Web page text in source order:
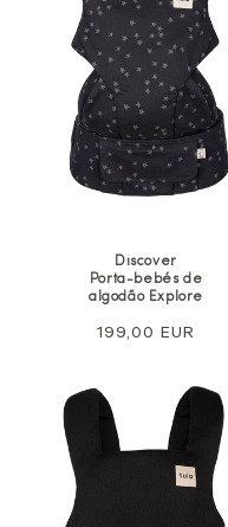
Discover
Porta-bebés de
algodão Explore
Preço
199,00 EUR